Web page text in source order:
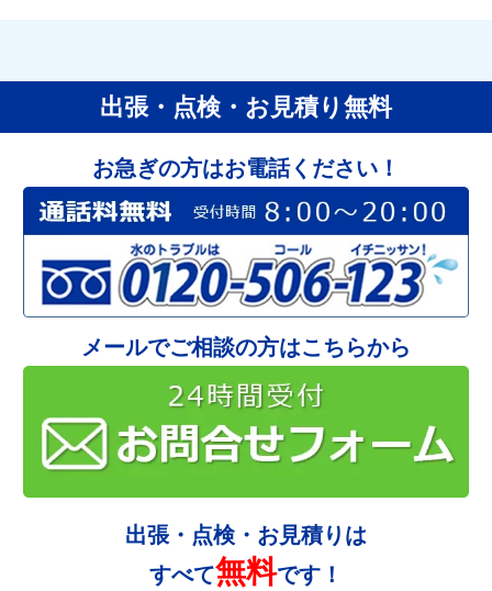
出張・点検・お見積り無料
お急ぎの方はお電話ください！
メールでご相談の方はこちらから
出張・点検・お見積りは
すべて無料です！